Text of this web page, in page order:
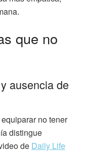
que no
ausencia de
no tener
distingue
de Daily Life